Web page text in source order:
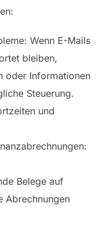
Wenn E-Mails
bleiben,
oder Informationen
Steuerung.
und
Belege auf
Abrechnungen